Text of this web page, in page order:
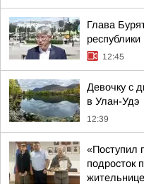
Глава
12:45
Девочку с
в Улан-Удэ
12:39
«Поступил
подросток